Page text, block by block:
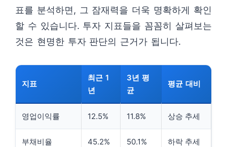
표를 분석하면, 그 잠재력을 더욱 명확하게 확인
할 수 있습니다. 투자 지표들을 꼼꼼히 살펴보는
것은 현명한 투자 판단의 근거가 됩니다.
지표
최근 1
년
3년 평
균
평균 대비
영업이익률 12.5% 11.8% 상승 추세
부채비율 45.2% 50.1% 하락 추세